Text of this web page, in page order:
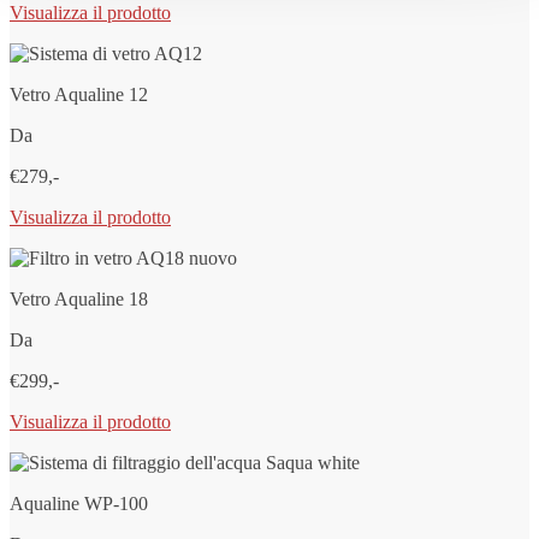
Visualizza il prodotto
Vetro Aqualine 12
Da
€279,-
Visualizza il prodotto
Vetro Aqualine 18
Da
€299,-
Visualizza il prodotto
Aqualine WP-100